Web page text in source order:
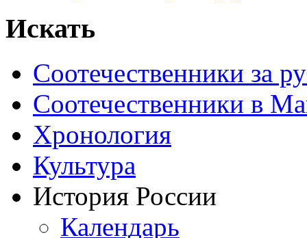
Искать
Соотечественники за
Соотечественники в
Хронология
Культура
История России
Календарь